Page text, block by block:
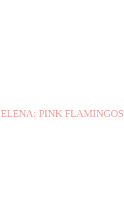
ELENA: PINK FLAMINGOS